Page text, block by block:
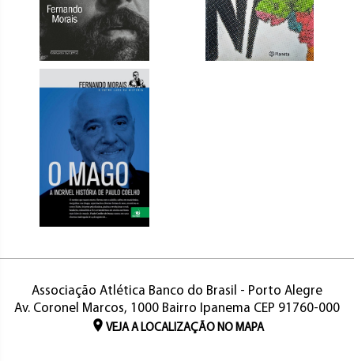
Associação Atlética Banco do Brasil - Porto Alegre
Av. Coronel Marcos, 1000 Bairro Ipanema CEP 91760-000
VEJA A LOCALIZAÇÃO NO MAPA